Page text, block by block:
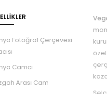
Fotoğraf Çerçevesi
Camcı
Arası Cam